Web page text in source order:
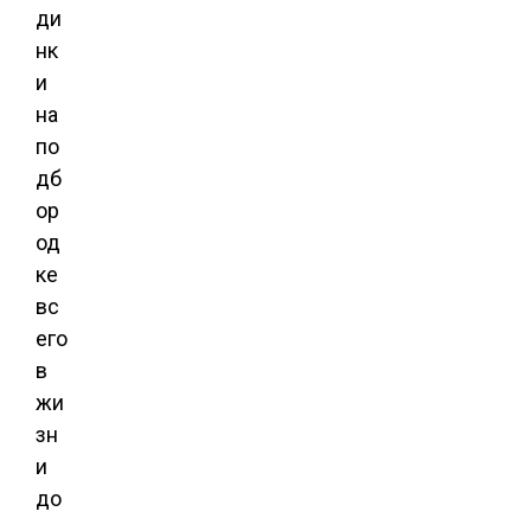
ди
нк
и
на
по
дб
ор
од
ке
вс
его
в
жи
зн
и
до